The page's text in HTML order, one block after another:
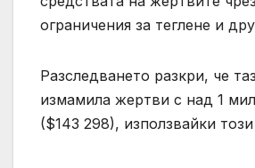
ограничения за теглене и
Разследването разкри, че
измамила жертви с над 1
($143 298), използвайки